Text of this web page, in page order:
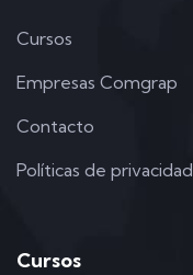
Cursos
Empresas Comgrap
Contacto
Políticas de privacidad
Cursos